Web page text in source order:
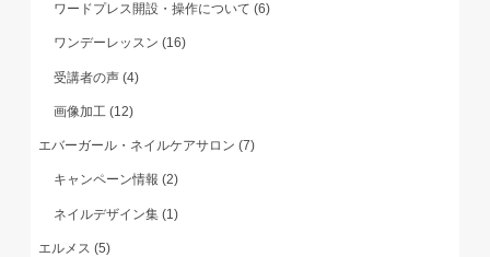
ワードプレス開設・操作について(6)
ワンデーレッスン(16)
受講者の声(4)
画像加工(12)
エバーガール・ネイルケアサロン(7)
キャンペーン情報(2)
ネイルデザイン集(1)
エルメス(5)